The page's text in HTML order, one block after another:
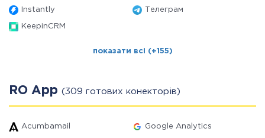
Instantly Телеграм
KeepinCRM
показати всі (+155)
RO App (309 готових конекторів)
Acumbamail Google Analytics